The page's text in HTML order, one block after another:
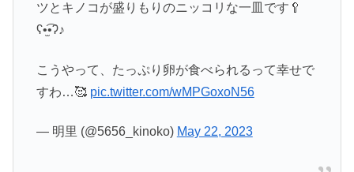
ツとキノコが盛りもりのニッコリな一皿です🥄
ʕ•̫͡•ʔ♪
こうやって、たっぷり卵が食べられるって幸せで
すわ…🥰 pic.twitter.com/wMPGoxoN56
— 明里 (@5656_kinoko) May 22, 2023